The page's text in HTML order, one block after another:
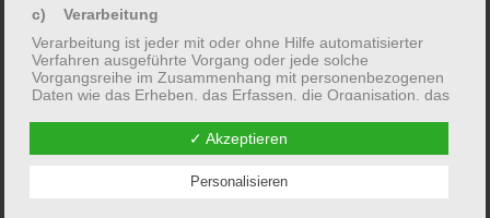
Auch wenn in der Homöopathie – wie oben beschrieben –
Heilkräfte stecken, die von vielen unterschätzt werden, so
müssen doch auch die Grenzen der Machbarkeit betont
werden: Krankheiten, bei denen ein mechanisches Problem
im Vordergrund steht – z.B. Knochenbruch, Darmverschluss,
Blinddarmdurchbruch, angeborene Missbildung etc. –
benötigen auch eine mechanische, also oft operative
c) Verarbeitung
Verarbeitung ist jeder mit oder ohne Hilfe automatisierter
Verfahren ausgeführte Vorgang oder jede solche
Vorgangsreihe im Zusammenhang mit personenbezogenen
Daten wie das Erheben, das Erfassen, die Organisation, das
das Auslesen, das Abfragen, die Verwendung, die
Offenlegung durch Übermittlung, Verbreitung oder eine
Verknüpfung, die Einschränkung, das Löschen oder die
✓ Akzeptieren
Personalisieren